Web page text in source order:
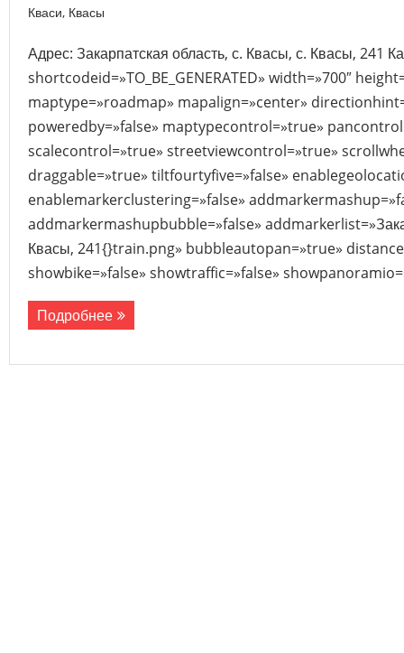
Кваси, Квасы
Адрес: Закарпатская область, с. Квасы, с. Квасы, 241
shortcodeid=»TO_BE_GENERATED» width=»700″
maptype=»roadmap» mapalign=»center»
poweredby=»false» maptypecontrol=»true»
scalecontrol=»true» streetviewcontrol=»true»
draggable=»true» tiltfourtyfive=»false»
enablemarkerclustering=»false»
addmarkermashupbubble=»false»
Квасы, 241{}train.png» bubbleautopan=»true»
showbike=»false» showtraffic=»false»
Подробнее